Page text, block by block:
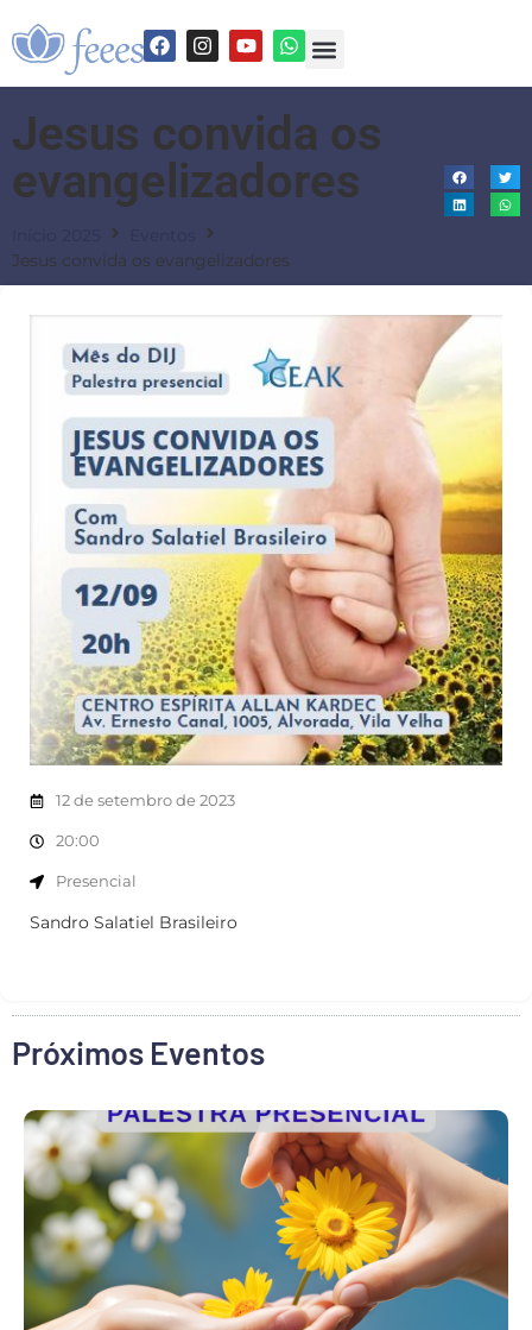
Jesus convida os
evangelizadores
Jesus convida os evangelizadores
12 de setembro de 2023
20:00
Presencial
Sandro Salatiel Brasileiro
Próximos Eventos